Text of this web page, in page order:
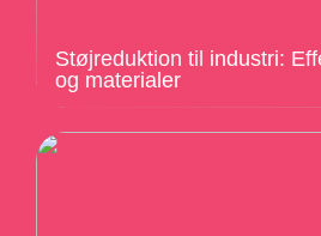
Støjreduktion til industri:
og materialer